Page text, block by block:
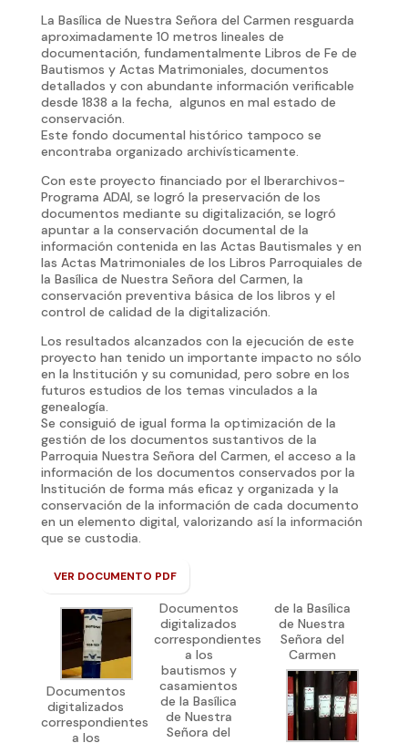
La Basílica de Nuestra Señora del Carmen resguarda
aproximadamente 10 metros lineales de
documentación, fundamentalmente Libros de Fe de
Bautismos y Actas Matrimoniales, documentos
detallados y con abundante información verificable
desde 1838 a la fecha, algunos en mal estado de
conservación.
Este fondo documental histórico tampoco se
encontraba organizado archivísticamente.
Con este proyecto financiado por el Iberarchivos-
Programa ADAI, se logró la preservación de los
documentos mediante su digitalización, se logró
apuntar a la conservación documental de la
información contenida en las Actas Bautismales y en
las Actas Matrimoniales de los Libros Parroquiales de
la Basílica de Nuestra Señora del Carmen, la
conservación preventiva básica de los libros y el
control de calidad de la digitalización.
Los resultados alcanzados con la ejecución de este
proyecto han tenido un importante impacto no sólo
en la Institución y su comunidad, pero sobre en los
futuros estudios de los temas vinculados a la
genealogía.
Se consiguió de igual forma la optimización de la
gestión de los documentos sustantivos de la
Parroquia Nuestra Señora del Carmen, el acceso a la
información de los documentos conservados por la
Institución de forma más eficaz y organizada y la
conservación de la información de cada documento
en un elemento digital, valorizando así la información
que se custodia.
VER DOCUMENTO PDF
Documentos
digitalizados
correspondientes
a los
Documentos
digitalizados
correspondientes
a los
bautismos y
casamientos
de la Basílica
de Nuestra
Señora del
de la Basílica
de Nuestra
Señora del
Carmen